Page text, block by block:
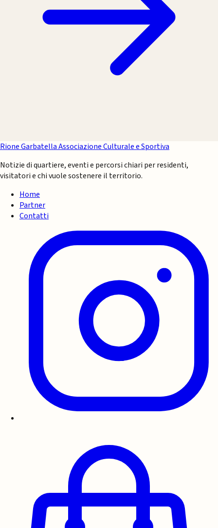
Rione GarbatellaAssociazione Culturale e Sportiva
Notizie di quartiere, eventi e percorsi chiari per residenti,
visitatori e chi vuole sostenere il territorio.
Home
Partner
Contatti